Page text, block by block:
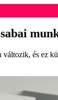
és ez